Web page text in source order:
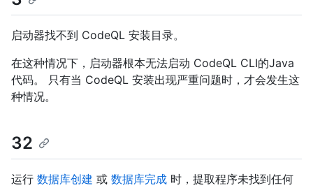
启动器找不到 CodeQL 安装目录。
在这种情况下，启动器根本无法启动 CodeQL CLI的Java
代码。 只有当 CodeQL 安装出现严重问题时，才会发生这
种情况。
32
运行 数据库创建 或 数据库完成 时，提取程序未找到任何